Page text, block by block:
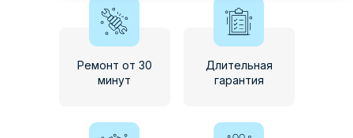
Ремонт от 30
минут
Длительная
гарантия